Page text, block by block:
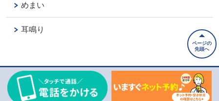
めまい
耳鳴り
ページの
先頭へ